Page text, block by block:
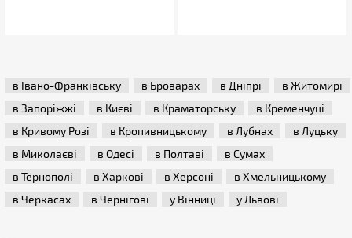
в Івано-Франківську в Броварах в Дніпрі
в Житомирі
в Запоріжжі
в Києві в Краматорську
в Кременчуці
в Кривому Розі
в Кропивницькому в Лубнах
в Луцьку
в Миколаєві
в Одесі в Полтаві
в Сумах
в Тернополі
в Харкові в Херсоні
в Хмельницькому
в Черкасах
в Чернігові у Вінниці у Львові